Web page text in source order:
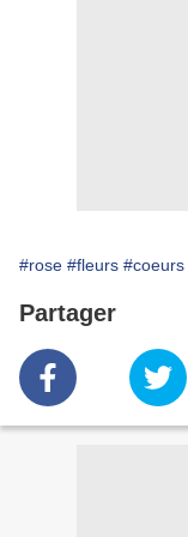
#rose #fleurs #coeurs
Partager